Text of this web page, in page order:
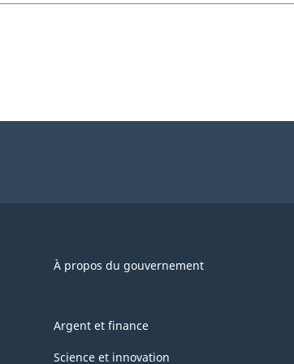
À propos du gouvernement
Argent et finance
Science et innovation